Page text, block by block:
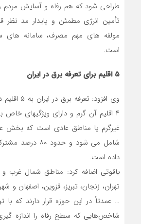
طراحی شود که هم رفاه و آسایش مردم
تأمین انرژی مطمئن و پایدار مد نظر
مولفه های مهم مصرف، سامانه های
است.
۵ اقلیم برای تعرفه برق در ایران
وی افزود:
٤ اقلیم آن گرم و دارای ویژگیهای خاص
غیرگرم یا مناطق عادی است که بخش
شامل می شود و
داده است.
یاقوتی اضافه کرد: مناطق شمال غرب
تهران، زنجان، تبریز، قزوین، اصفهان و
… عمدتاً در این حوزه قرار دارند که
شاخص‌هایی که سطح رفاه را اندازه